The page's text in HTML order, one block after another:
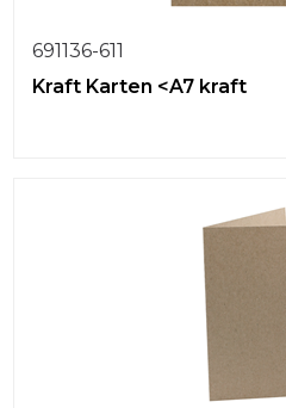
691136-611
Kraft Karten <A7 kraft